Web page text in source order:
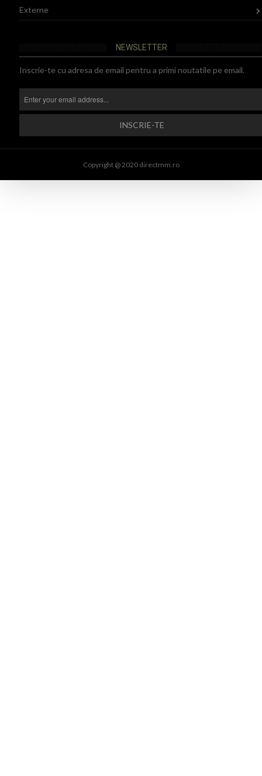
Externe
NEWSLETTER
Inscrie-te cu adresa de email pentru a primi noutatile pe email.
Copyright @ 2020 directmm.ro